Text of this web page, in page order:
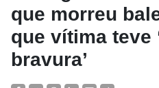
que morreu
que vítima teve
bravura’